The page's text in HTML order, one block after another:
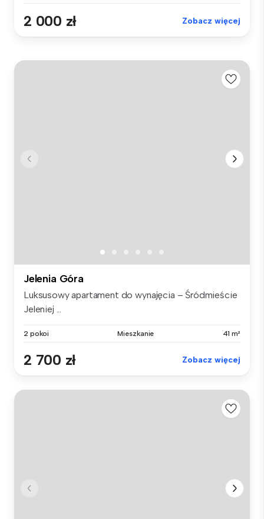
2 000 zł Zobacz więcej
Jelenia Góra
Luksusowy apartament do wynajęcia – Śródmieście
Jeleniej ...
2 pokoi Mieszkanie 41 m²
2 700 zł Zobacz więcej